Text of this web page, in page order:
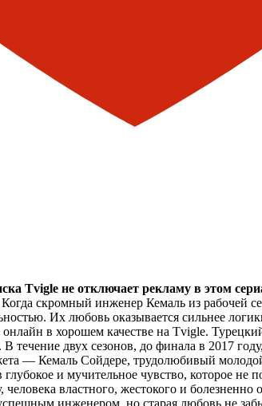
Tvigle не отключает рекламу в этом
Когда скромный инженер Кемаль из
Их любовь оказывается сильнее
в хорошем качестве на Tvigle.
течение двух сезонов, до финала в 2017
— Кемаль Сойдере, трудолюбивый
и мучительное чувство, которое
властного, жестокого и